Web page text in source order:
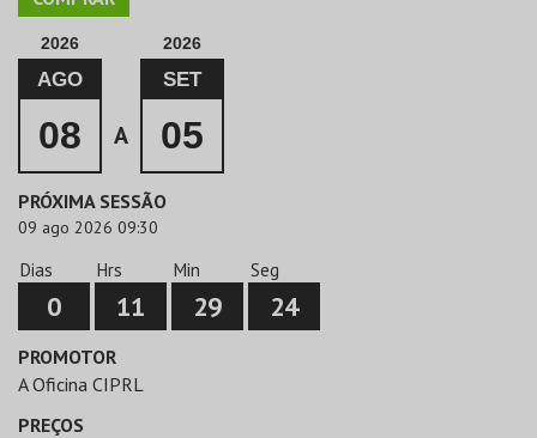
2026
AGO
08 A
2026
SET
05
PRÓXIMA SESSÃO
09 ago 2026 09:30
Dias
0
Hrs
11
Min
29
Seg
24
PROMOTOR
A Oficina CIPRL
PREÇOS